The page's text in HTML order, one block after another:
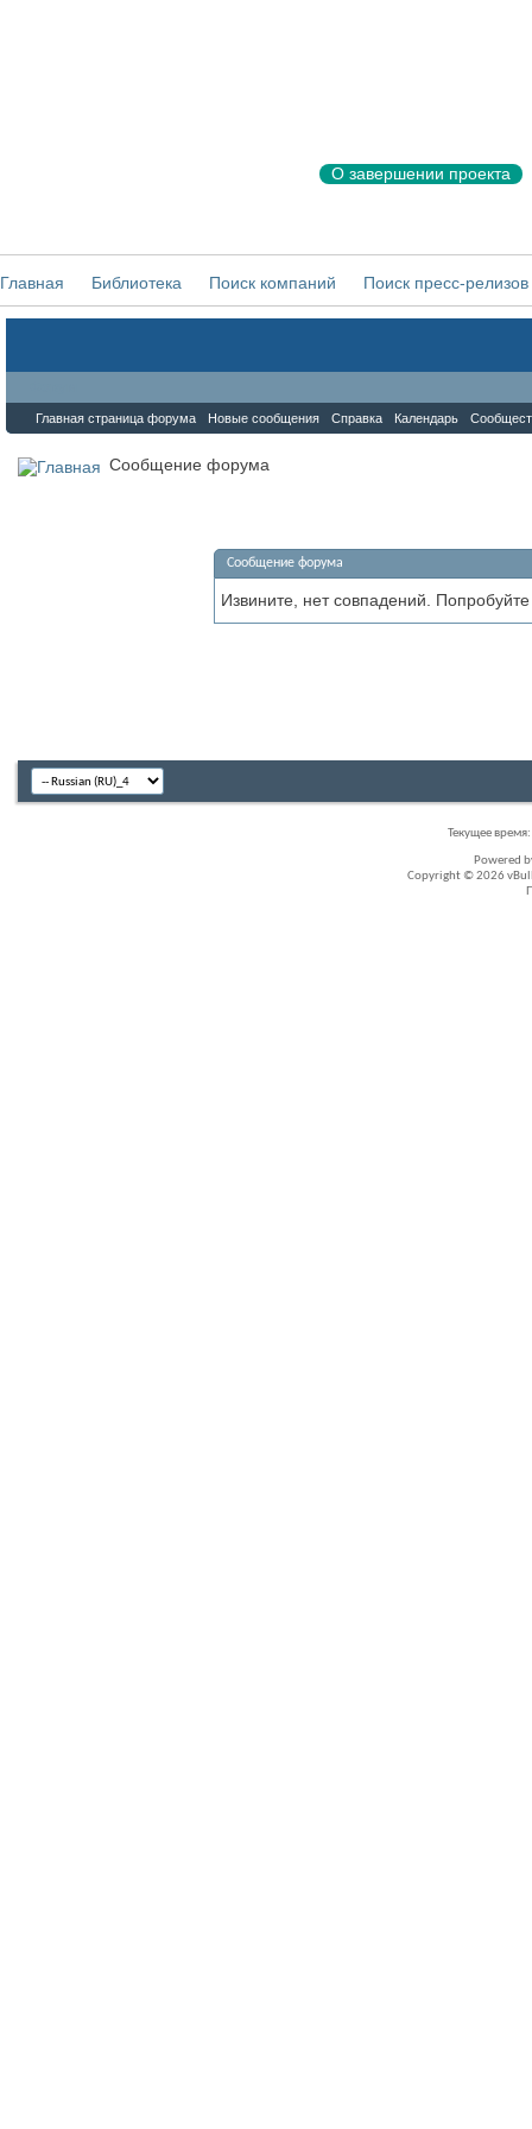
О завершении проекта
Главная Библиотека Поиск компаний Поиск пресс-релизов
Главная страница форума Новые сообщения Справка Календарь
Сообщение форума
Сообщение форума
Извините, нет совпадений.
Текущее время:
Powered
Copyright © 2026